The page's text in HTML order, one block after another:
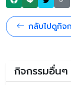
กลับไปดูกิจ
กิจกรรมอื่นๆ